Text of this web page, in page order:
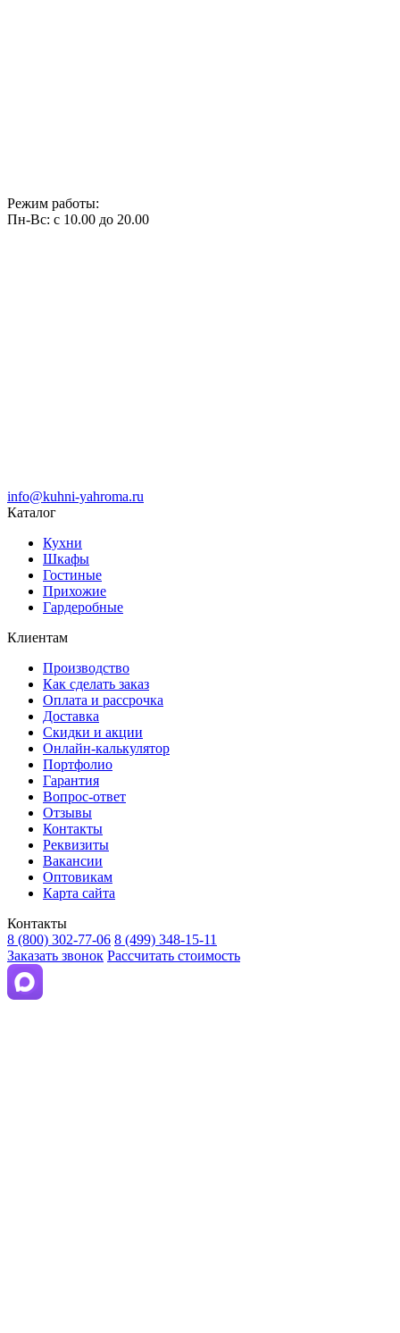
Режим работы:
Пн-Вс: с 10.00 до 20.00
info@kuhni-yahroma.ru
Каталог
Кухни
Шкафы
Гостиные
Прихожие
Гардеробные
Клиентам
Производство
Как сделать заказ
Оплата и рассрочка
Доставка
Скидки и акции
Онлайн-калькулятор
Портфолио
Гарантия
Вопрос-ответ
Отзывы
Контакты
Реквизиты
Вакансии
Оптовикам
Карта сайта
Контакты
8 (800) 302-77-06 8 (499) 348-15-11
Заказать звонок Рассчитать стоимость